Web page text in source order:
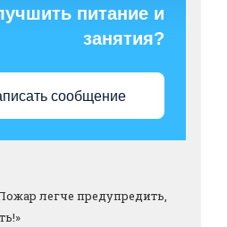
питание и
занятия?
сообщение
легче предупредить,